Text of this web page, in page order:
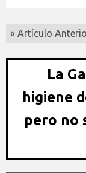
« Artículo
La
higiene
pero no